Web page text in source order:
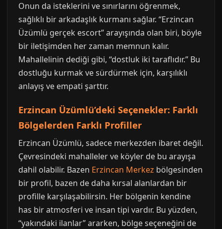
Onun da isteklerini ve sınırlarını öğrenmek,
sağlıklı bir arkadaşlık kurmanı sağlar. “Erzincan
Üzümlü gerçek escort” arayışında olan biri, böyle
bir iletişimden her zaman memnun kalır.
Mahallelinin dediği gibi, “dostluk iki taraflıdır.” Bu
dostluğu kurmak ve sürdürmek için, karşılıklı
anlayış ve empati şarttır.
Erzincan Üzümlü’deki Seçenekler: Farklı
Bölgelerden Farklı Profiller
Erzincan Üzümlü, sadece merkezden ibaret değil.
Çevresindeki mahalleler ve köyler de bu arayışa
dahil olabilir. Bazen Erzincan Merkez bölgesinden
bir profil, bazen de daha kırsal alanlardan bir
profille karşılaşabilirsin. Her bölgenin kendine
has bir atmosferi ve insan tipi vardır. Bu yüzden,
“yakındaki ilanlar” ararken, bölge seçeneğini de